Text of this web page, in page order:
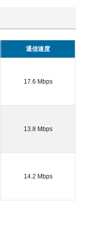
通信速度
17.6 Mbps
13.8 Mbps
14.2 Mbps